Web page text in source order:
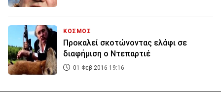
ΚΟΣΜΟΣ
Προκαλεί σκοτώνοντας ελάφι σε
διαφήμιση ο Ντεπαρτιέ
01 Φεβ 2016 19:16